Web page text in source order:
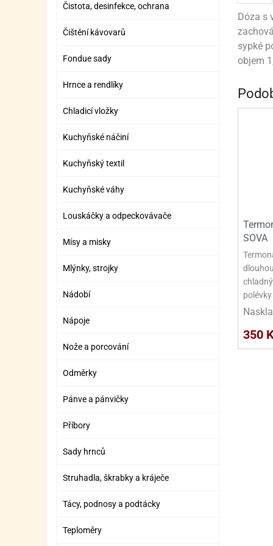
BOXY A TAŠKY NA POMŮCKY
ZÁBAVNÉ HRAČKY, DOPLŇKY
VÝROBA SLIZU
ZÁBAVNÍ PYROTECHNIKA
Čistota, desinfekce, ochrana
Čištění kávovarů
Fondue sady
Hrnce a rendlíky
Chladicí vložky
Kuchyňské náčiní
Kuchyňský textil
Kuchyňské váhy
Louskáčky a odpeckovávače
Mísy a misky
Mlýnky, strojky
Nádobí
Nápoje
Nože a porcování
Odměrky
Pánve a pánvičky
Příbory
Sady hrnců
Struhadla, škrabky a kráječe
Tácy, podnosy a podtácky
Teploměry
Dóza s
sypké
objem
SOVA
350